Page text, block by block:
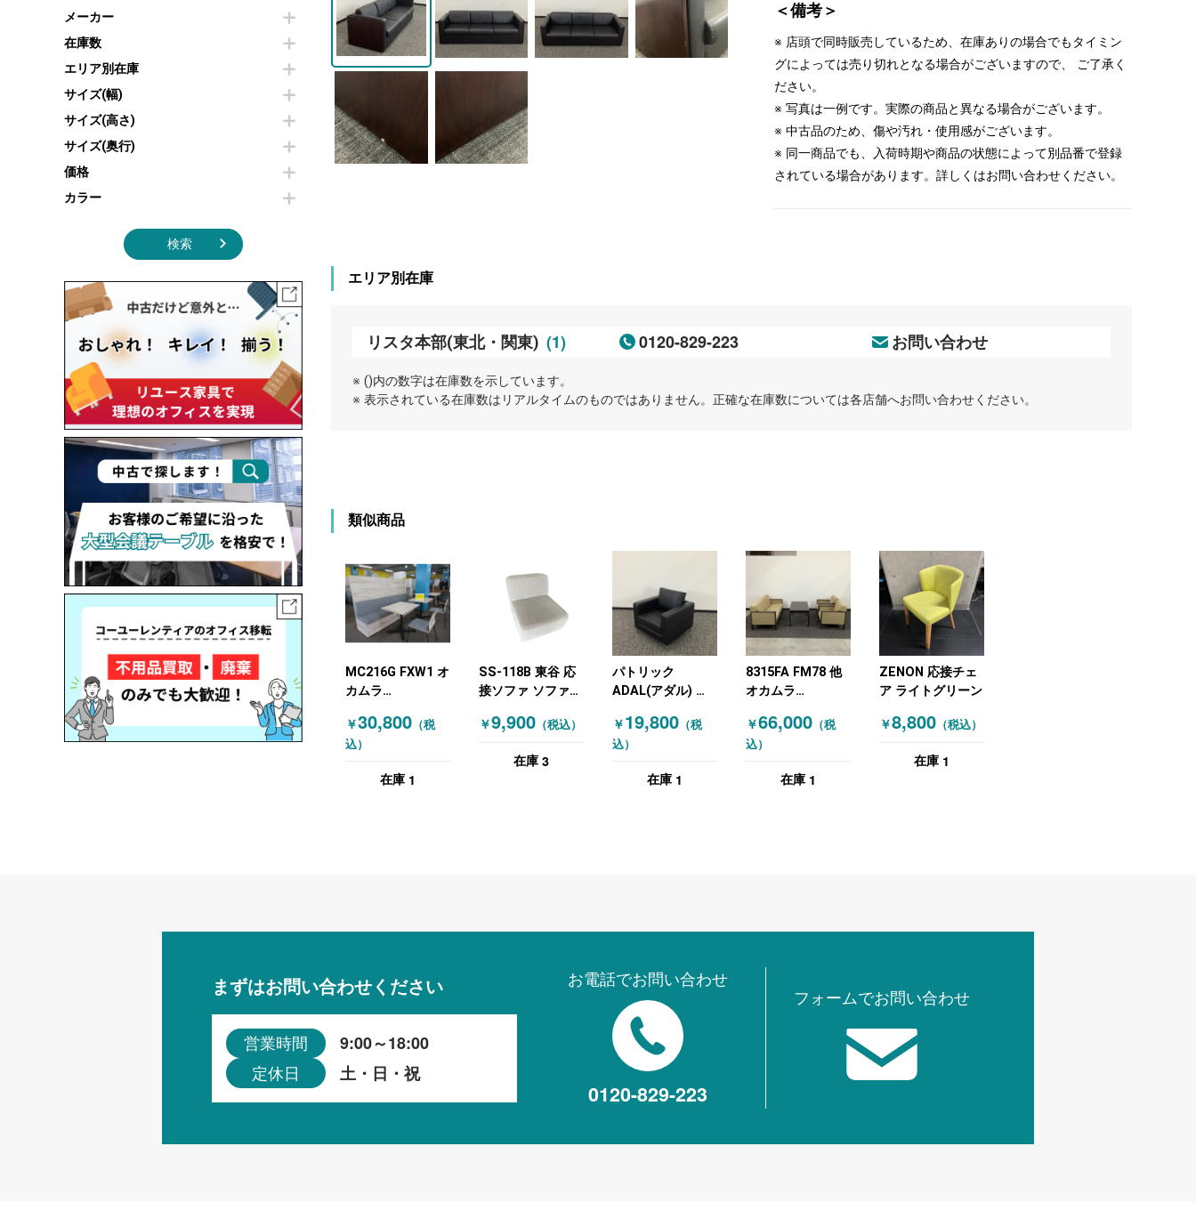
プリンター・コピー機
コートハンガー・ポールハンガー
傘立て
食器棚・キッチンキャビネット
オフィスアクセサリーその他
カウンターテーブル
センターテーブル・サイドテーブル
カフェテーブル
ソファ
シェルフ
ダストボックス（ゴミ箱）
インテリア家具その他
冷蔵庫・洗濯機
空気清浄機・加湿器
電子レンジ
液晶テレビ・モニター類
エアコン
照明機器
季節家電
その他キッチン家電・オフィス家電
メーカー
在庫数
エリア別在庫
サイズ(幅)
サイズ(高さ)
サイズ(奥行)
価格
カラー
検索
＜備考＞
※ 店頭で同時販売しているため、在庫ありの場合でもタイミン
グによっては売り切れとなる場合がございますので、 ご了承く
ださい。
※ 写真は一例です。実際の商品と異なる場合がございます。
※ 中古品のため、傷や汚れ・使用感がございます。
※ 同一商品でも、入荷時期や商品の状態によって別品番で登録
されている場合があります。詳しくはお問い合わせください。
エリア別在庫
リスタ本部(東北・関東) (1) 0120-829-223 お問い合わせ
※ ()内の数字は在庫数を示しています。
※ 表示されている在庫数はリアルタイムのものではありません。正確な在庫数については各店舗へお問い合わせください。
類似商品
MC216G FXW1 オ
カムラ
テリア家具その他
ソファ ベンチ・ス
木目（ナチュラ
￥30,800 （税
込）
在庫 1
SS-118B 東谷 応
接ソファ ソファ
ーグレー
￥9,900（税込）
在庫 3
パトリック
ADAL(アダル) 応
￥19,800（税
込）
在庫 1
8315FA FM78 他
オカムラ
セット 4点セット
ベージュ 木目（ダ
￥66,000（税
込）
在庫 1
ZENON 応接チェ
ア ライトグリーン
￥8,800（税込）
在庫 1
まずはお問い合わせください
営業時間 9:00～18:00
定休日 土・日・祝
お電話でお問い合わせ
0120-829-223
フォームでお問い合わせ